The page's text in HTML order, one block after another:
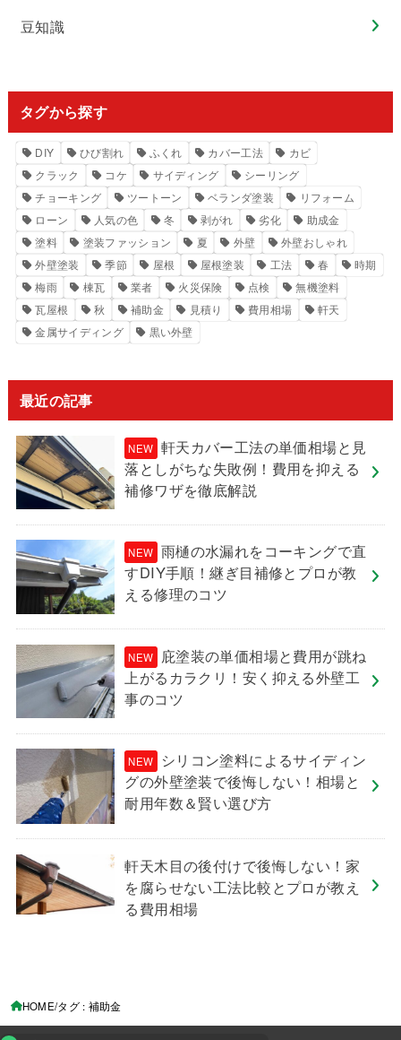
豆知識
タグから探す
DIY ひび割れ ふくれ カバー工法
カビ
クラック
コケ サイディング
シーリング
チョーキング
ツートーン ベランダ塗装
リフォーム
ローン
人気の色 冬 剥がれ 劣化
助成金
塗料
塗装ファッション 夏 外壁
外壁おしゃれ
外壁塗装
季節 屋根 屋根塗装 工法 春
時期
梅雨
棟瓦 業者 火災保険 点検
無機塗料
瓦屋根
秋 補助金 見積り 費用相場
軒天
金属サイディング
黒い外壁
最近の記事
軒天カバー工法の単価相場と見
落としがちな失敗例！費用を抑える
補修ワザを徹底解説
雨樋の水漏れをコーキングで直
すDIY手順！継ぎ目補修とプロが教
える修理のコツ
庇塗装の単価相場と費用が跳ね
上がるカラクリ！安く抑える外壁工
事のコツ
シリコン塗料によるサイディン
グの外壁塗装で後悔しない！相場と
耐用年数＆賢い選び方
軒天木目の後付けで後悔しない！家
を腐らせない工法比較とプロが教え
る費用相場
HOME タグ : 補助金